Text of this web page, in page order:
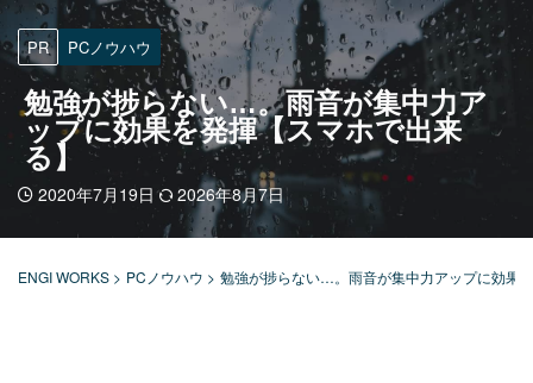
PR PCノウハウ
勉強が捗らない…。雨音が集中力ア
ップに効果を発揮【スマホで出来
る】
2020年7月19日 2026年8月7日
ENGI WORKS > PCノウハウ > 勉強が捗らない…。雨音が集中力アップに効果